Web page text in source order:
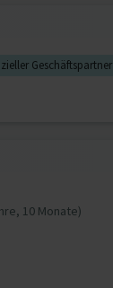
Geschäftspartner
10 Monate)